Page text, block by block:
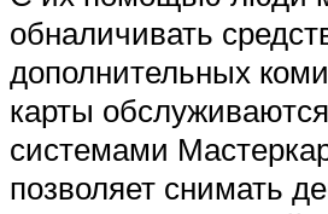
обналичивать
дополнительных
карты
системами
позволяет снимать